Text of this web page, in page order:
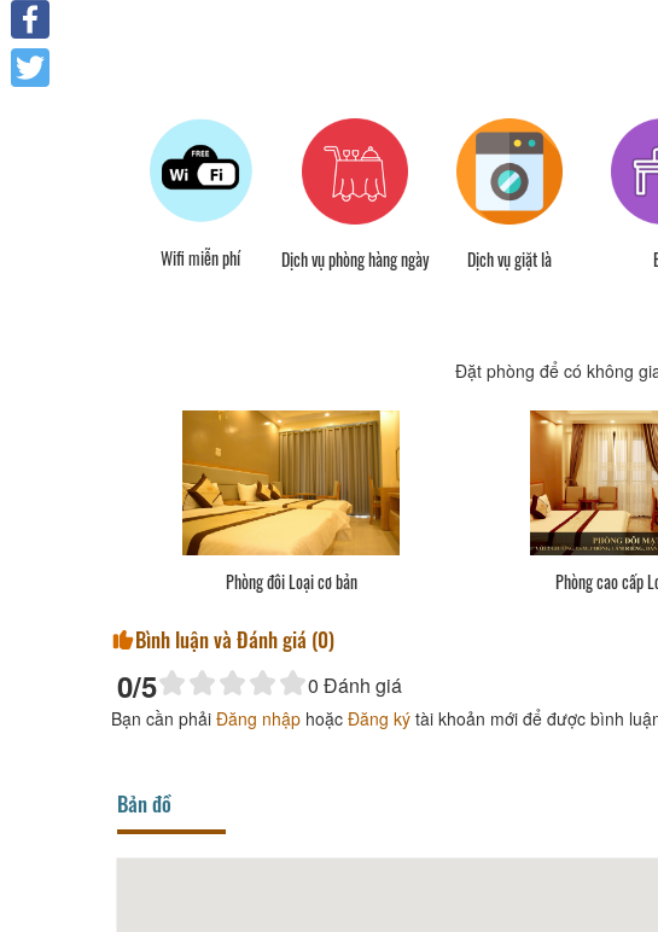
Wifi miễn phí Dịch vụ phòng hàng ngày Dịch vụ giặt là
Đặt phòng để có không
Phòng đôi Loại cơ bản Phòng cao cấp
Bình luận và Đánh giá (0)
0/5 0 Đánh giá
Bạn cần phải Đăng nhập hoặc Đăng ký tài khoản mới để được bình
Bản đồ
Facebook